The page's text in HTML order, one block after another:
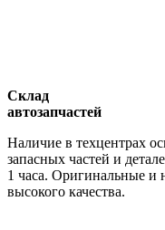
Склад
автозапчастей
Наличие в техцентрах
запасных частей и
1 часа. Оригинальные и
высокого качества.